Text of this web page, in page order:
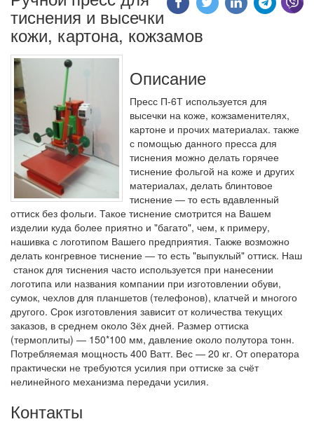
тиснения и высечки
кожи, картона, кожзамов
Описание
Пресс П-6Т используется для
высечки на коже, кожзаменителях,
картоне и прочих материалах. также
с помощью данного пресса для
тиснения можно делать горячее
тиснение фольгой на коже и других
материалах, делать блинтовое
тиснение ― то есть вдавленный
оттиск без фольги. Такое тиснение смотрится на Вашем
изделии куда более приятно и "багато", чем, к примеру,
нашивка с логотипом Вашего предприятия. Также возможно
делать конгревное тиснение ― то есть "выпуклый" оттиск. Наш
станок для тиснения часто используется при нанесении
логотипа или названия компании при изготовлении обуви,
сумок, чехлов для планшетов (телефонов), клатчей и многого
другого. Срок изготовления зависит от количества текущих
заказов, в среднем около 3ёх дней. Размер оттиска
(термоплиты) ― 150*100 мм, давление около полутора тонн.
Потребляемая мощность 400 Ватт. Вес ― 20 кг. От оператора
практически не требуются усилия при оттиске за счёт
нелинейного механизма передачи усилия.
Контакты